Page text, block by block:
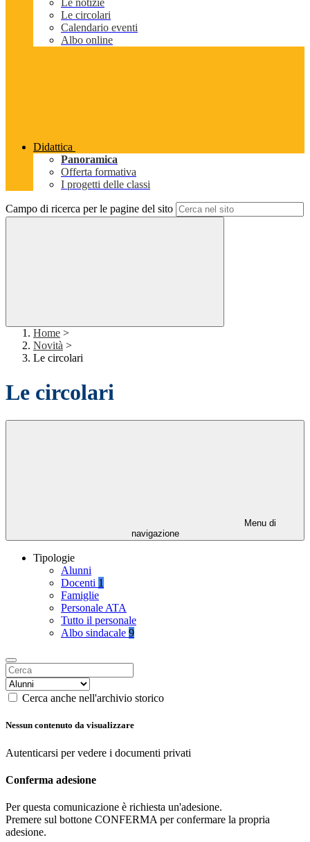
Le notizie
Le circolari
Calendario eventi
Albo online
Didattica
Panoramica
Offerta formativa
I progetti delle classi
Campo di ricerca per le pagine del sito
Home >
Novità >
Le circolari
Le circolari
Menu di
navigazione
Tipologie
Alunni
Docenti 1
Famiglie
Personale ATA
Tutto il personale
Albo sindacale 9
Cerca anche nell'archivio storico
Nessun contenuto da visualizzare
Autenticarsi per vedere i documenti privati
Conferma adesione
Per questa comunicazione è richiesta un'adesione.
Premere sul bottone CONFERMA per confermare la propria
adesione.